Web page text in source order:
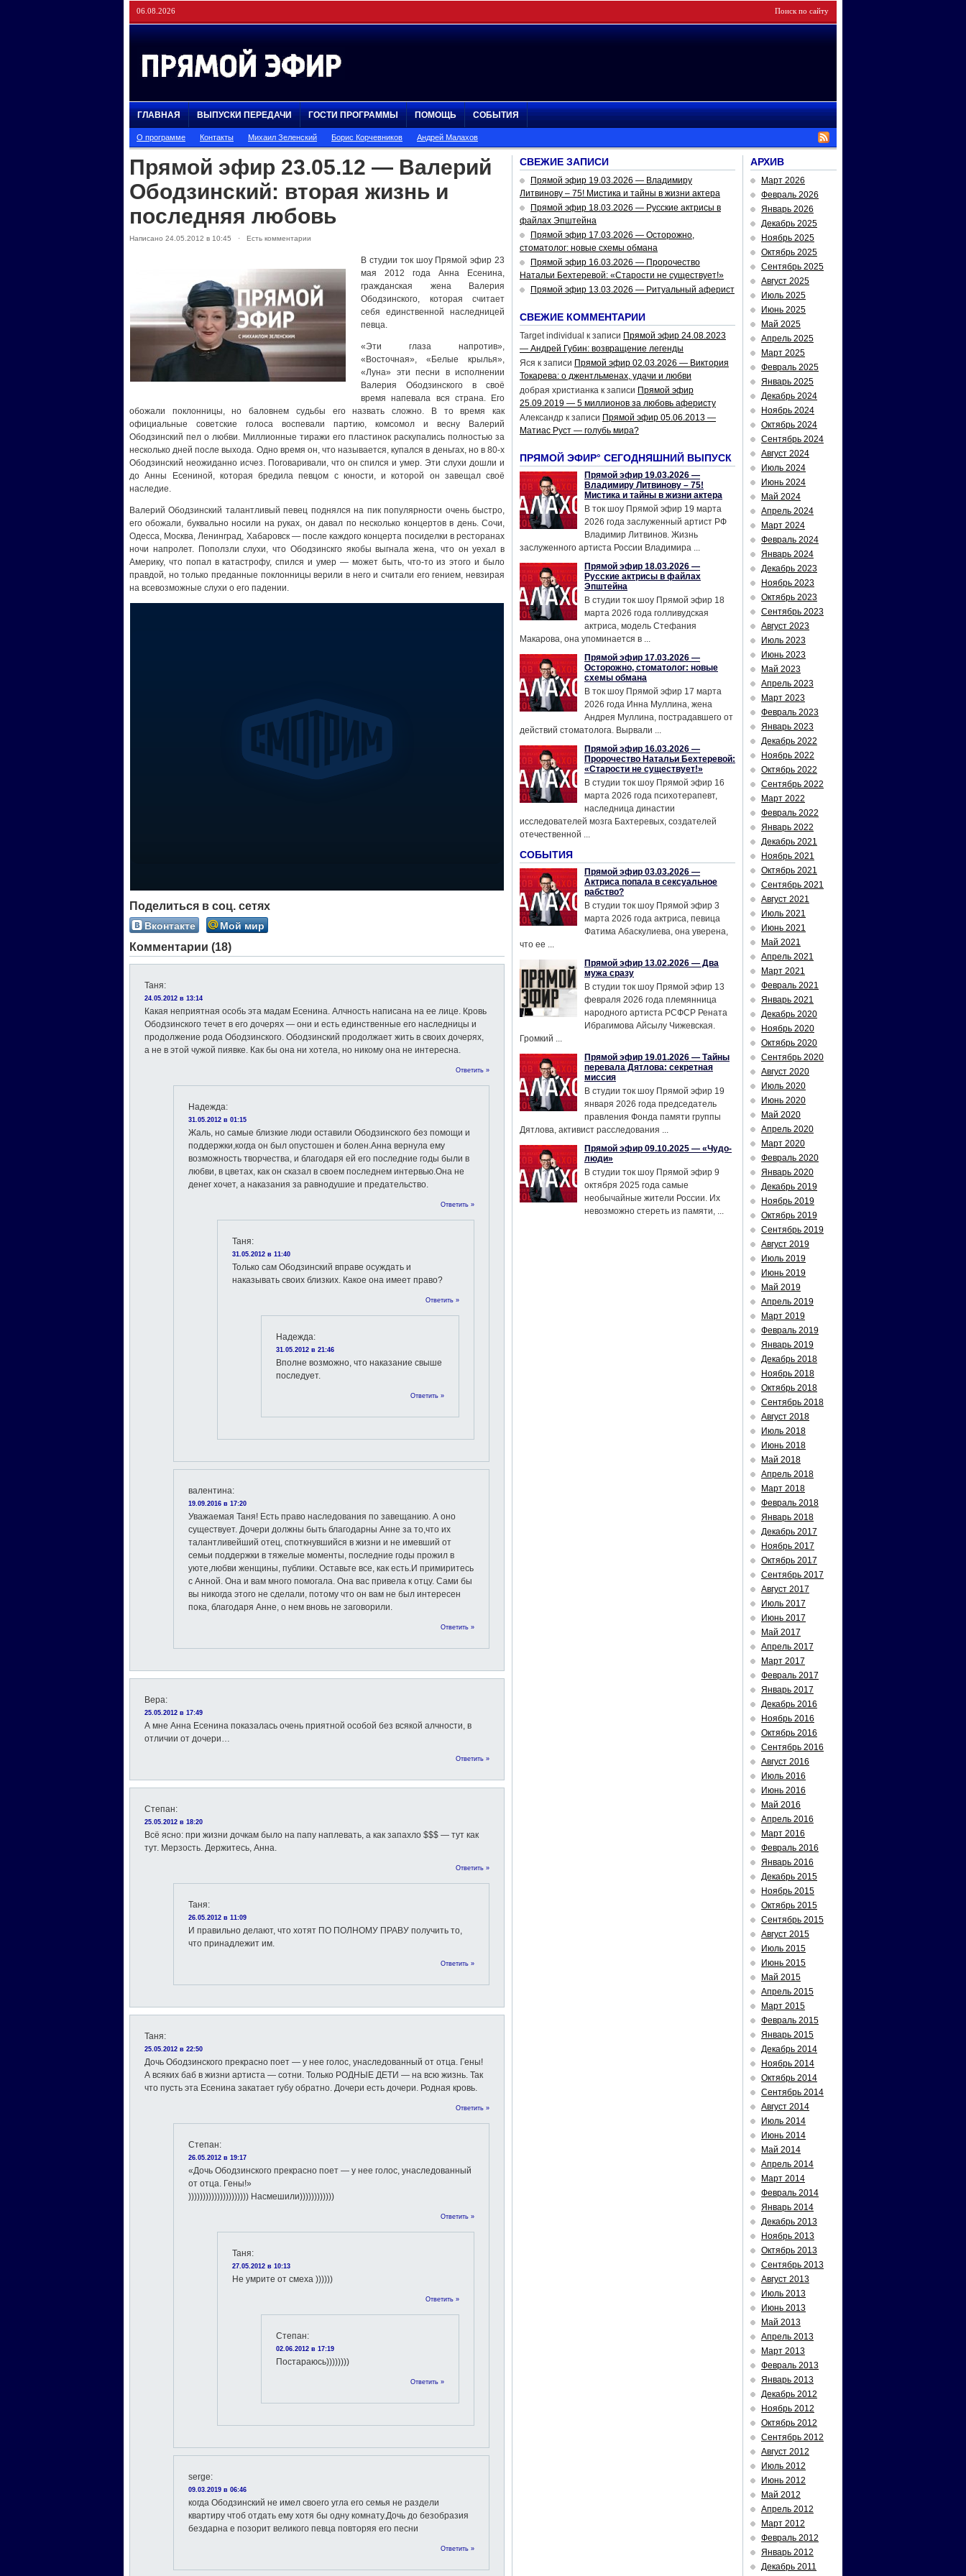
06.08.2026
ГЛАВНАЯ ВЫПУСКИ ПЕРЕДАЧИ ГОСТИ ПРОГРАММЫ ПОМОЩЬ СОБЫТИЯ
О программе Контакты Михаил Зеленский Борис Корчевников Андрей Малахов
Прямой эфир 23.05.12 — Валерий
Ободзинский: вторая жизнь и
последняя любовь
Написано 24.05.2012 в 10:45 · Есть комментарии
В студии ток шоу Прямой эфир 23
мая 2012 года Анна Есенина,
гражданская жена Валерия
Ободзинского, которая считает
себя единственной наследницей
певца.
«Эти глаза напротив»,
«Восточная», «Белые крылья»,
«Луна» эти песни в исполнении
Валерия Ободзинского в своё
время напевала вся страна. Его
обожали поклонницы, но баловнем судьбы его назвать сложно. В то время как
официальные советские голоса воспевали партию, комсомол и весну Валерий
Ободзинский пел о любви. Миллионные тиражи его пластинок раскупались полностью за
несколько дней после выхода. Одно время он, что называется, купался в деньгах, но в 80-х
Ободзинский неожиданно исчез. Поговаривали, что он спился и умер. Эти слухи дошли и
до Анны Есениной, которая бредила певцом с юности, и которой он завещал своё
наследие.
Валерий Ободзинский талантливый певец поднялся на пик популярности очень быстро,
его обожали, буквально носили на руках, он давал по несколько концертов в день. Сочи,
Одесса, Москва, Ленинград, Хабаровск — после каждого концерта посиделки в ресторанах
ночи напролет. Поползли слухи, что Ободзинскго якобы выгнала жена, что он уехал в
Америку, что попал в катастрофу, спился и умер — может быть, что-то из этого и было
правдой, но только преданные поклонницы верили в него и считали его гением, невзирая
на всевозможные слухи о его падении.
Поделиться в соц. сетях
Вконтакте Мой мир
Комментарии (18)
Таня:
24.05.2012 в 13:14
Какая неприятная особь эта мадам Есенина. Алчность написана на ее лице. Кровь
Ободзинского течет в его дочерях — они и есть единственные его наследницы и
продолжение рода Ободзинского. Ободзинский продолжает жить в своих дочерях,
а не в этой чужой пиявке. Как бы она ни хотела, но никому она не интересна.
Ответить »
Надежда:
31.05.2012 в 01:15
Жаль, но самые близкие люди оставили Ободзинского без помощи и
поддержки,когда он был опустошен и болен.Анна вернула ему
возможность творчества, и благодаря ей его последние годы были в
любви, в цветах, как он сказал в своем последнем интервью.Она не
денег хочет, а наказания за равнодушие и предательство.
Ответить »
Таня:
31.05.2012 в 11:40
Только сам Ободзинский вправе осуждать и
наказывать своих близких. Какое она имеет право?
Ответить »
Надежда:
31.05.2012 в 21:46
Вполне возможно, что наказание свыше
последует.
Ответить »
валентина:
19.09.2016 в 17:20
Уважаемая Таня! Есть право наследования по завещанию. А оно
существует. Дочери должны быть благодарны Анне за то,что их
талантливейший отец, споткнувшийся в жизни и не имевший от
семьи поддержки в тяжелые моменты, последние годы прожил в
уюте,любви женщины, публики. Оставьте все, как есть.И примиритесь
с Анной. Она и вам много помогала. Она вас привела к отцу. Сами бы
вы никогда этого не сделали, потому что он вам не был интересен
пока, благодаря Анне, о нем вновь не заговорили.
Ответить »
Вера:
25.05.2012 в 17:49
А мне Анна Есенина показалась очень приятной особой без всякой алчности, в
отличии от дочери…
Ответить »
Степан:
25.05.2012 в 18:20
Всё ясно: при жизни дочкам было на папу наплевать, а как запахло $$$ — тут как
тут. Мерзость. Держитесь, Анна.
Ответить »
Таня:
26.05.2012 в 11:09
И правильно делают, что хотят ПО ПОЛНОМУ ПРАВУ получить то,
что принадлежит им.
Ответить »
Таня:
25.05.2012 в 22:50
Дочь Ободзинского прекрасно поет — у нее голос, унаследованный от отца. Гены!
А всяких баб в жизни артиста — сотни. Только РОДНЫЕ ДЕТИ — на всю жизнь. Так
что пусть эта Есенина закатает губу обратно. Дочери есть дочери. Родная кровь.
Ответить »
Степан:
26.05.2012 в 19:17
«Дочь Ободзинского прекрасно поет — у нее голос, унаследованный
от отца. Гены!»
))))))))))))))))))))) Насмешили))))))))))))
Ответить »
Таня:
27.05.2012 в 10:13
Не умрите от смеха ))))))
Ответить »
Степан:
02.06.2012 в 17:19
Постараюсь))))))))
Ответить »
serge:
09.03.2019 в 06:46
когда Ободзинский не имел своего угла его семья не раздели
квартиру чтоб отдать ему хотя бы одну комнату.Дочь до безобразия
бездарна е позорит великого певца повторяя его песни
Ответить »
СВЕЖИЕ ЗАПИСИ
Прямой эфир 19.03.2026 — Владимиру
Литвинову – 75! Мистика и тайны в жизни актера
Прямой эфир 18.03.2026 — Русские актрисы в
файлах Эпштейна
Прямой эфир 17.03.2026 — Осторожно,
стоматолог: новые схемы обмана
Прямой эфир 16.03.2026 — Пророчество
Натальи Бехтеревой: «Старости не существует!»
Прямой эфир 13.03.2026 — Ритуальный аферист
СВЕЖИЕ КОММЕНТАРИИ
Target individual к записи Прямой эфир 24.08.2023
— Андрей Губин: возвращение легенды
Яся к записи Прямой эфир 02.03.2026 — Виктория
Токарева: о джентльменах, удачи и любви
добрая христианка к записи Прямой эфир
25.09.2019 — 5 миллионов за любовь аферисту
Александр к записи Прямой эфир 05.06.2013 —
Матиас Руст — голубь мира?
ПРЯМОЙ ЭФИР° СЕГОДНЯШНИЙ ВЫПУСК
Прямой эфир 19.03.2026 —
Владимиру Литвинову – 75!
Мистика и тайны в жизни актера
В ток шоу Прямой эфир 19 марта
2026 года заслуженный артист РФ
Владимир Литвинов. Жизнь
заслуженного артиста России Владимира ...
Прямой эфир 18.03.2026 —
Русские актрисы в файлах
Эпштейна
В студии ток шоу Прямой эфир 18
марта 2026 года голливудская
актриса, модель Стефания
Макарова, она упоминается в ...
Прямой эфир 17.03.2026 —
Осторожно, стоматолог: новые
схемы обмана
В ток шоу Прямой эфир 17 марта
2026 года Инна Муллина, жена
Андрея Муллина, пострадавшего от
действий стоматолога. Вырвали ...
Прямой эфир 16.03.2026 —
Пророчество Натальи Бехтеревой:
«Старости не существует!»
В студии ток шоу Прямой эфир 16
марта 2026 года психотерапевт,
наследница династии
исследователей мозга Бахтеревых, создателей
отечественной ...
СОБЫТИЯ
Прямой эфир 03.03.2026 —
Актриса попала в сексуальное
рабство?
В студии ток шоу Прямой эфир 3
марта 2026 года актриса, певица
Фатима Абаскулиева, она уверена,
что ее ...
Прямой эфир 13.02.2026 — Два
мужа сразу
В студии ток шоу Прямой эфир 13
февраля 2026 года племянница
народного артиста РСФСР Рената
Ибрагимова Айсылу Чижевская.
Громкий ...
Прямой эфир 19.01.2026 — Тайны
перевала Дятлова: секретная
миссия
В студии ток шоу Прямой эфир 19
января 2026 года председатель
правления Фонда памяти группы
Дятлова, активист расследования ...
Прямой эфир 09.10.2025 — «Чудо-
люди»
В студии ток шоу Прямой эфир 9
октября 2025 года самые
необычайные жители России. Их
невозможно стереть из памяти, ...
АРХИВ
Март 2026
Февраль 2026
Январь 2026
Декабрь 2025
Ноябрь 2025
Октябрь 2025
Сентябрь 2025
Август 2025
Июль 2025
Июнь 2025
Май 2025
Апрель 2025
Март 2025
Февраль 2025
Январь 2025
Декабрь 2024
Ноябрь 2024
Октябрь 2024
Сентябрь 2024
Август 2024
Июль 2024
Июнь 2024
Май 2024
Апрель 2024
Март 2024
Февраль 2024
Январь 2024
Декабрь 2023
Ноябрь 2023
Октябрь 2023
Сентябрь 2023
Август 2023
Июль 2023
Июнь 2023
Май 2023
Апрель 2023
Март 2023
Февраль 2023
Январь 2023
Декабрь 2022
Ноябрь 2022
Октябрь 2022
Сентябрь 2022
Март 2022
Февраль 2022
Январь 2022
Декабрь 2021
Ноябрь 2021
Октябрь 2021
Сентябрь 2021
Август 2021
Июль 2021
Июнь 2021
Май 2021
Апрель 2021
Март 2021
Февраль 2021
Январь 2021
Декабрь 2020
Ноябрь 2020
Октябрь 2020
Сентябрь 2020
Август 2020
Июль 2020
Июнь 2020
Май 2020
Апрель 2020
Март 2020
Февраль 2020
Январь 2020
Декабрь 2019
Ноябрь 2019
Октябрь 2019
Сентябрь 2019
Август 2019
Июль 2019
Июнь 2019
Май 2019
Апрель 2019
Март 2019
Февраль 2019
Январь 2019
Декабрь 2018
Ноябрь 2018
Октябрь 2018
Сентябрь 2018
Август 2018
Июль 2018
Июнь 2018
Май 2018
Апрель 2018
Март 2018
Февраль 2018
Январь 2018
Декабрь 2017
Ноябрь 2017
Октябрь 2017
Сентябрь 2017
Август 2017
Июль 2017
Июнь 2017
Май 2017
Апрель 2017
Март 2017
Февраль 2017
Январь 2017
Декабрь 2016
Ноябрь 2016
Октябрь 2016
Сентябрь 2016
Август 2016
Июль 2016
Июнь 2016
Май 2016
Апрель 2016
Март 2016
Февраль 2016
Январь 2016
Декабрь 2015
Ноябрь 2015
Октябрь 2015
Сентябрь 2015
Август 2015
Июль 2015
Июнь 2015
Май 2015
Апрель 2015
Март 2015
Февраль 2015
Январь 2015
Декабрь 2014
Ноябрь 2014
Октябрь 2014
Сентябрь 2014
Август 2014
Июль 2014
Июнь 2014
Май 2014
Апрель 2014
Март 2014
Февраль 2014
Январь 2014
Декабрь 2013
Ноябрь 2013
Октябрь 2013
Сентябрь 2013
Август 2013
Июль 2013
Июнь 2013
Май 2013
Апрель 2013
Март 2013
Февраль 2013
Январь 2013
Декабрь 2012
Ноябрь 2012
Октябрь 2012
Сентябрь 2012
Август 2012
Июль 2012
Июнь 2012
Май 2012
Апрель 2012
Март 2012
Февраль 2012
Январь 2012
Декабрь 2011